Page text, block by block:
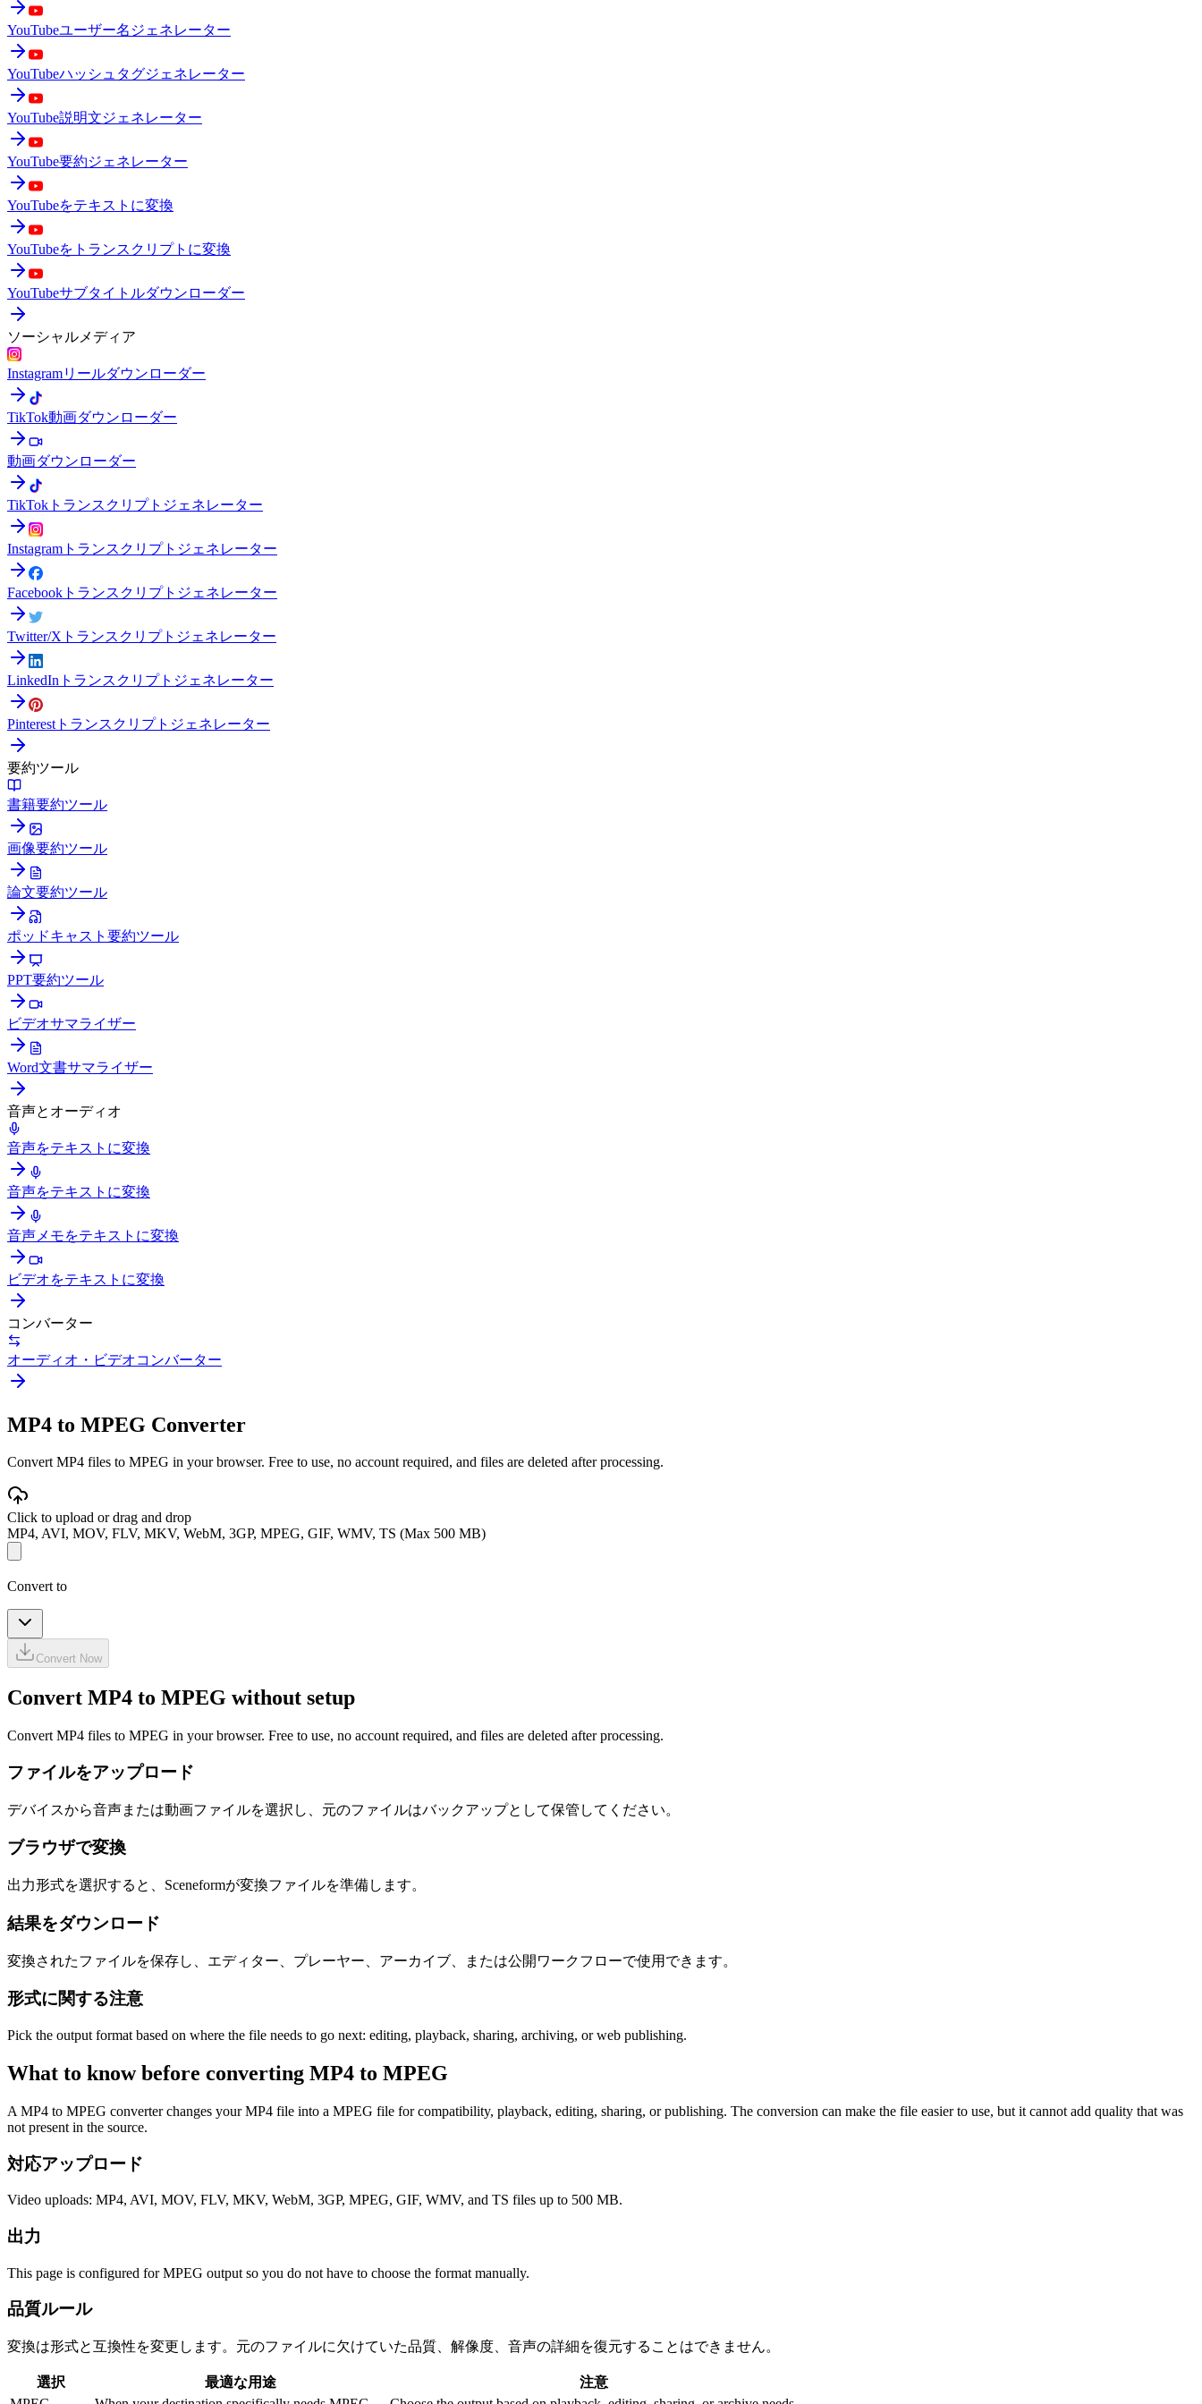
YouTubeユーザー名ジェネレーター
YouTubeハッシュタグジェネレーター
YouTube説明文ジェネレーター
YouTube要約ジェネレーター
YouTubeをテキストに変換
YouTubeをトランスクリプトに変換
YouTubeサブタイトルダウンローダー
ソーシャルメディア
Instagramリールダウンローダー
TikTok動画ダウンローダー
動画ダウンローダー
TikTokトランスクリプトジェネレーター
Instagramトランスクリプトジェネレーター
Facebookトランスクリプトジェネレーター
Twitter/Xトランスクリプトジェネレーター
LinkedInトランスクリプトジェネレーター
Pinterestトランスクリプトジェネレーター
要約ツール
書籍要約ツール
画像要約ツール
論文要約ツール
ポッドキャスト要約ツール
PPT要約ツール
ビデオサマライザー
Word文書サマライザー
音声とオーディオ
音声をテキストに変換
音声をテキストに変換
音声メモをテキストに変換
ビデオをテキストに変換
コンバーター
オーディオ・ビデオコンバーター
MP4 to MPEG Converter
Convert MP4 files to MPEG in your browser. Free to use, no account required, and files are deleted after processing.
Click to upload or drag and drop
MP4, AVI, MOV, FLV, MKV, WebM, 3GP, MPEG, GIF, WMV, TS (Max 500 MB)
Convert to
Convert Now
Convert MP4 to MPEG without setup
Convert MP4 files to MPEG in your browser. Free to use, no account required, and files are deleted after processing.
ファイルをアップロード
デバイスから音声または動画ファイルを選択し、元のファイルはバックアップとして保管してください。
ブラウザで変換
出力形式を選択すると、Sceneformが変換ファイルを準備します。
結果をダウンロード
変換されたファイルを保存し、エディター、プレーヤー、アーカイブ、または公開ワークフローで使用できます。
形式に関する注意
Pick the output format based on where the file needs to go next: editing, playback, sharing, archiving, or web publishing.
What to know before converting MP4 to MPEG
A MP4 to MPEG converter changes your MP4 file into a MPEG file for compatibility, playback, editing, sharing, or publishing. The conversion can make the file easier to use, but it cannot add quality that was
not present in the source.
対応アップロード
Video uploads: MP4, AVI, MOV, FLV, MKV, WebM, 3GP, MPEG, GIF, WMV, and TS files up to 500 MB.
出力
This page is configured for MPEG output so you do not have to choose the format manually.
品質ルール
変換は形式と互換性を変更します。元のファイルに欠けていた品質、解像度、音声の詳細を復元することはできません。
選択 最適な用途
注意